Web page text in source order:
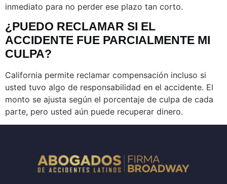
inmediato para no perder ese plazo tan corto.
¿PUEDO RECLAMAR SI EL
ACCIDENTE FUE PARCIALMENTE MI
CULPA?
California permite reclamar compensación incluso si
usted tuvo algo de responsabilidad en el accidente. El
monto se ajusta según el porcentaje de culpa de cada
parte, pero usted aún puede recuperar dinero.